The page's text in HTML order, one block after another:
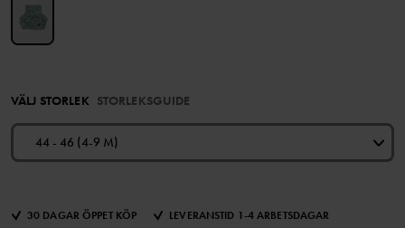
VÄLJ STORLEK STORLEKSGUIDE
44 - 46 (4-9 M)
30 DAGAR ÖPPET KÖP
LEVERANSTID 1-4 ARBETSDAGAR